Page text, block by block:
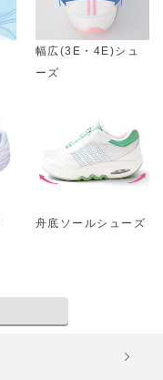
幅広(3E・4E)シュ
ーズ
舟底ソールシューズ